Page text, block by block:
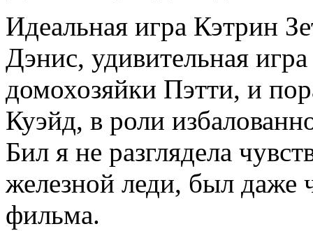
Идеальная игра Кэтрин
Дэнис, удивительная
домохозяйки Пэтти, и
Куэйд, в роли
Бил я не разглядела
железной леди, был даже
фильма.